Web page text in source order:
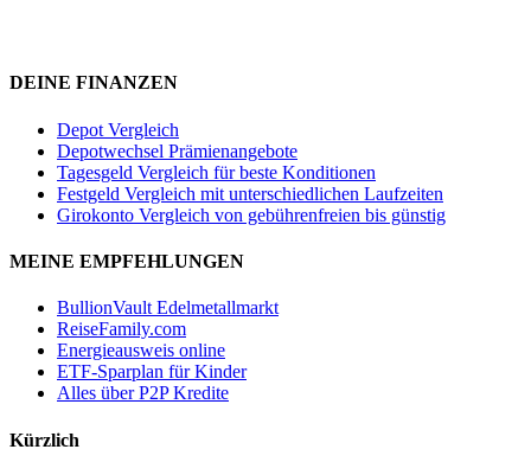
DEINE FINANZEN
Depot Vergleich
Depotwechsel Prämienangebote
Tagesgeld Vergleich für beste Konditionen
Festgeld Vergleich mit unterschiedlichen Laufzeiten
Girokonto Vergleich von gebührenfreien bis günstig
MEINE EMPFEHLUNGEN
BullionVault Edelmetallmarkt
ReiseFamily.com
Energieausweis online
ETF-Sparplan für Kinder
Alles über P2P Kredite
Kürzlich